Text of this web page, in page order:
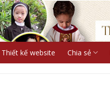
Thiết kế website Chia sẻ